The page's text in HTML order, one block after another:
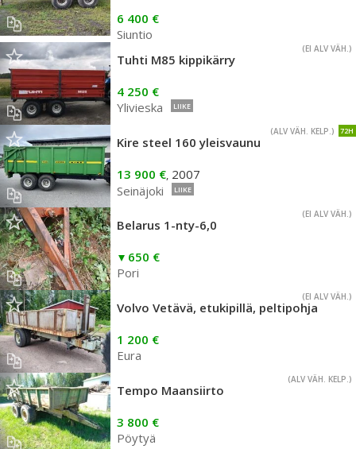
6 400 €
Siuntio
(EI ALV VÄH.)
Tuhti M85 kippikärry
4 250 €
Ylivieska
LIIKE
72H
(ALV VÄH. KELP.)
Kire steel 160 yleisvaunu
13 900 €, 2007
Seinäjoki
LIIKE
(EI ALV VÄH.)
Belarus 1-nty-6,0
650 €
Pori
(EI ALV VÄH.)
Volvo Vetävä, etukipillä, peltipohja
1 200 €
Eura
(ALV VÄH. KELP.)
Tempo Maansiirto
3 800 €
Pöytyä